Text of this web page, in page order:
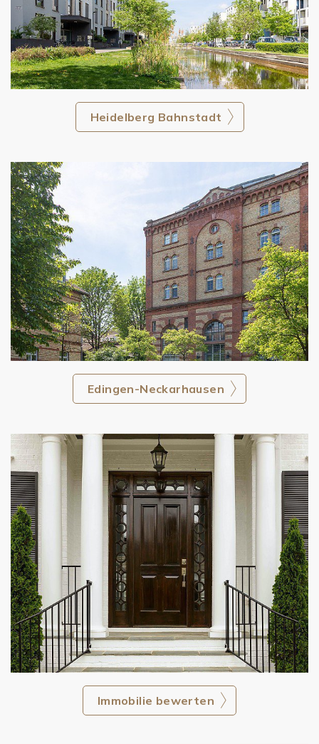
Heidelberg Bahnstadt
Edingen-Neckarhausen
Immobilie bewerten